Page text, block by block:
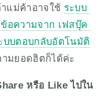
แม่ค้าอาจใช้ ระบบ
อความจาก เฟสบุ๊ค
บบตอบกลับอัตโนมัติ
ามยอดฮิตก็ได้ค่ะ
หรือ Like ไปใน